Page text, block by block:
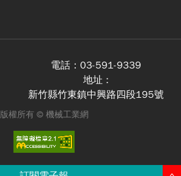
電話： 03-591-9339
地址 :
新竹縣竹東鎮中興路四段195號
版權所有 © 機械工業網